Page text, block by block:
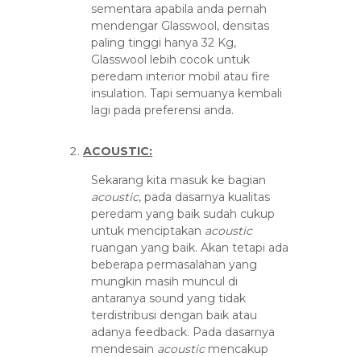
sementara apabila anda pernah
mendengar Glasswool, densitas
paling tinggi hanya 32 Kg,
Glasswool lebih cocok untuk
peredam interior mobil atau fire
insulation. Tapi semuanya kembali
lagi pada preferensi anda.
ACOUSTIC:
Sekarang kita masuk ke bagian
acoustic, pada dasarnya kualitas
peredam yang baik sudah cukup
untuk menciptakan acoustic
ruangan yang baik. Akan tetapi ada
beberapa permasalahan yang
mungkin masih muncul di
antaranya sound yang tidak
terdistribusi dengan baik atau
adanya feedback. Pada dasarnya
mendesain acousticmencakup